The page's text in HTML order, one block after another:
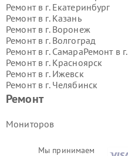
Мы принимаем
Ремонт
Мониторов
Ремонт в г. Екатеринбург
Ремонт в г. Казань
Ремонт в г. Воронеж
Ремонт в г. Волгоград
Ремонт в г. СамараРемонт в г.
Ремонт в г. Красноярск
Ремонт в г. Ижевск
Ремонт в г. Челябинск
Ремонт в г.
Ремонт в г.
Ремонт в г.Саратов
Ремонт в г. Тольятти